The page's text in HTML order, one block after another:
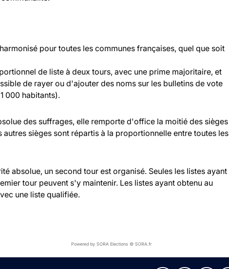
pour toutes les communes françaises, quel que soit
de liste à deux tours, avec une prime majoritaire, et
de rayer ou d'ajouter des noms sur les bulletins de vote
000 habitants).
des suffrages, elle remporte d'office la moitié des sièges
sièges sont répartis à la proportionnelle entre toutes les
absolue, un second tour est organisé. Seules les listes ayant
tour peuvent s'y maintenir. Les listes ayant obtenu au
une liste qualifiée.
Powered by SORA Elections © SORA.fr